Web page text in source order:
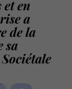
et en
a
de la
sa